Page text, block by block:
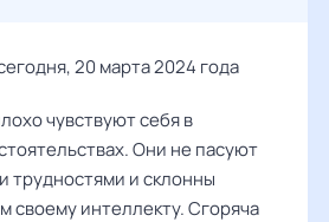
20 марта 2024 года
чувствуют себя в
Они не пасуют
трудностями и склонны
своему интеллекту. Сгоряча